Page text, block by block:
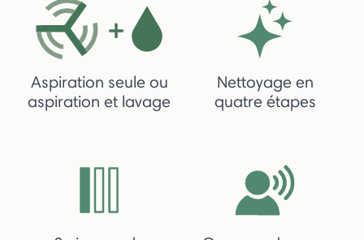
Aspiration seule ou
aspiration et lavage
Nettoyage en
quatre étapes